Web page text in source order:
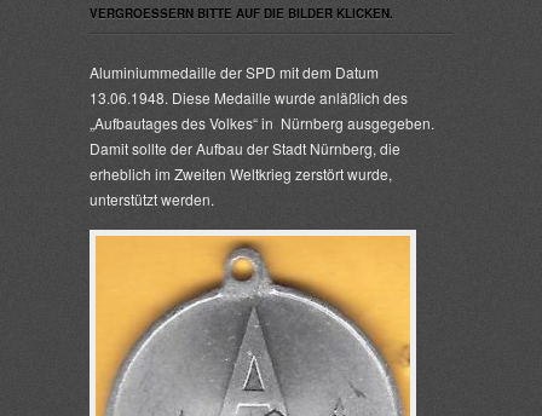
VERGROESSERN BITTE AUF DIE BILDER KLICKEN.
Aluminiummedaille der SPD mit dem Datum
13.06.1948. Diese Medaille wurde anläßlich des
„Aufbautages des Volkes“ in Nürnberg ausgegeben.
Damit sollte der Aufbau der Stadt Nürnberg, die
erheblich im Zweiten Weltkrieg zerstört wurde,
unterstützt werden.